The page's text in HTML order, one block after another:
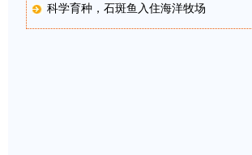
科学育种，石斑鱼入住海洋牧场